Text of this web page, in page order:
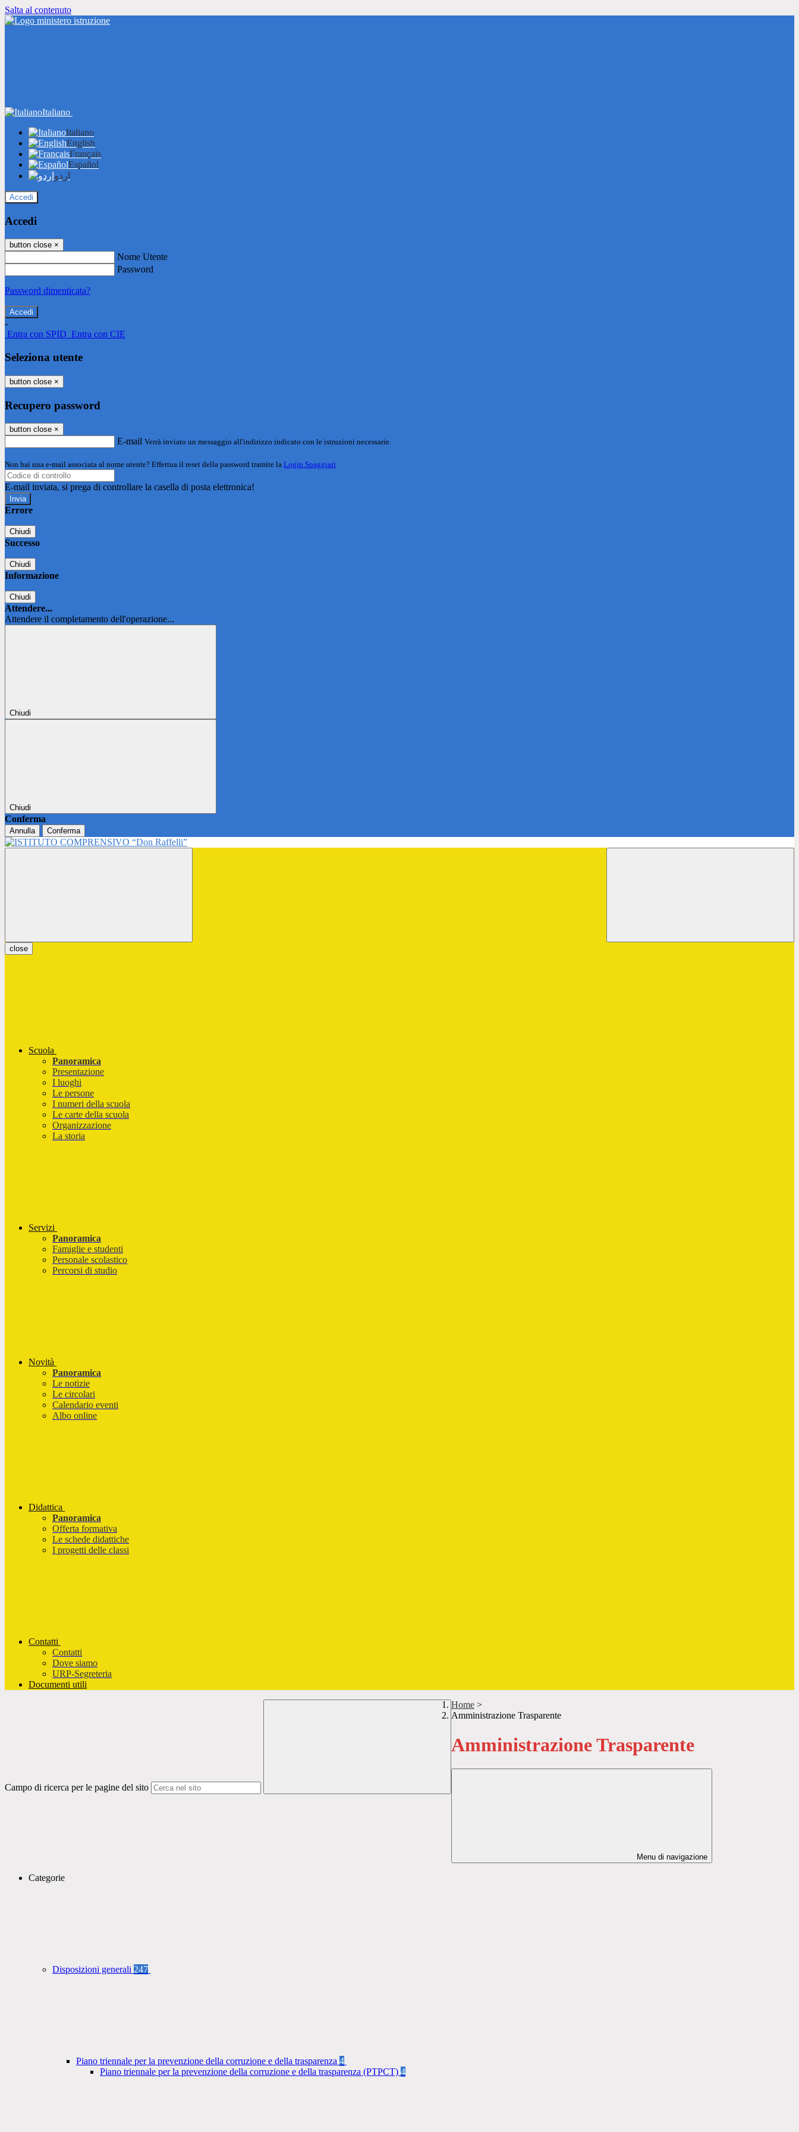
Salta al contenuto
Italiano
Italiano
English
Français
Español
اردو
Accedi
Accedi
button close ×
Nome Utente
Password
Password dimenticata?
-
Entra con SPID Entra con CIE
Seleziona utente
button close ×
Recupero password
button close ×
E-mail Verrà inviato un messaggio all'indirizzo indicato con le istruzioni necessarie.
Non hai una e-mail associata al nome utente? Effettua il reset della password tramite la Login Spaggiari
E-mail inviata, si prega di controllare la casella di posta elettronica!
Errore
Chiudi
Successo
Chiudi
Informazione
Chiudi
Attendere...
Attendere il completamento dell'operazione...
Chiudi
Chiudi
Conferma
Annulla Conferma
close
Scuola
Panoramica
Presentazione
I luoghi
Le persone
I numeri della scuola
Le carte della scuola
Organizzazione
La storia
Servizi
Panoramica
Famiglie e studenti
Personale scolastico
Percorsi di studio
Novità
Panoramica
Le notizie
Le circolari
Calendario eventi
Albo online
Didattica
Panoramica
Offerta formativa
Le schede didattiche
I progetti delle classi
Contatti
Contatti
Dove siamo
URP-Segreteria
Documenti utili
Campo di ricerca per le pagine del sito
Home >
Amministrazione Trasparente
Amministrazione Trasparente
Menu di navigazione
Categorie
Disposizioni generali 247
Piano triennale per la prevenzione della corruzione e della trasparenza 4
Piano triennale per la prevenzione della corruzione e della trasparenza (PTPCT) 4